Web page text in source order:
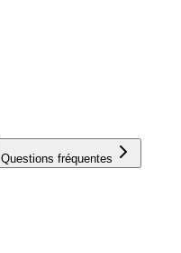
Questions fréquentes